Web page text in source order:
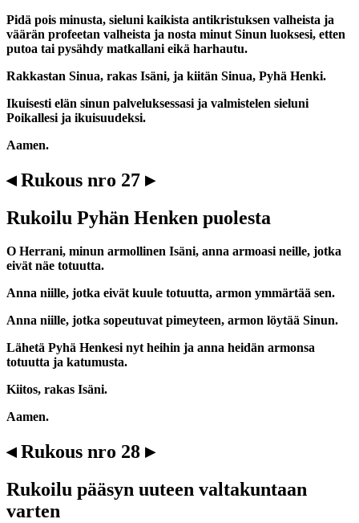
Pidä pois minusta, sieluni kaikista antikristuksen valheista ja
väärän profeetan valheista ja nosta minut Sinun luoksesi, etten
putoa tai pysähdy matkallani eikä harhautu.
Rakkastan Sinua, rakas Isäni, ja kiitän Sinua, Pyhä Henki.
Ikuisesti elän sinun palveluksessasi ja valmistelen sieluni
Poikallesi ja ikuisuudeksi.
Aamen.
◂ Rukous nro 27 ▸
Rukoilu Pyhän Henken puolesta
O Herrani, minun armollinen Isäni, anna armoasi neille, jotka
eivät näe totuutta.
Anna niille, jotka eivät kuule totuutta, armon ymmärtää sen.
Anna niille, jotka sopeutuvat pimeyteen, armon löytää Sinun.
Lähetä Pyhä Henkesi nyt heihin ja anna heidän armonsa
totuutta ja katumusta.
Kiitos, rakas Isäni.
Aamen.
◂ Rukous nro 28 ▸
Rukoilu pääsyn uuteen valtakuntaan
varten